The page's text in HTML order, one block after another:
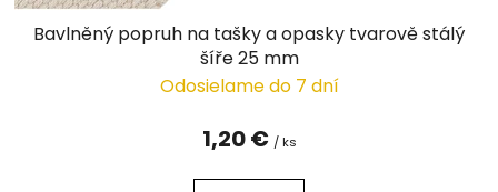
Bavlněný popruh na tašky a opasky tvarově stálý
šíře 25 mm
Odosielame do 7 dní
1,20 € / ks